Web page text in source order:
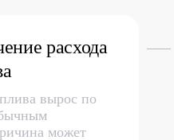
расхода
вырос по
может